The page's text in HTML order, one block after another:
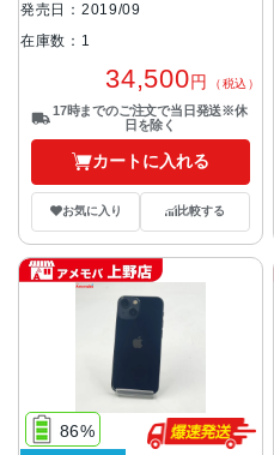
発売日：2019/09
在庫数：1
34,500円 （税込）
17時までのご注文で当日発送※休
日を除く
カートに入れる
お気に入り 比較する
86%